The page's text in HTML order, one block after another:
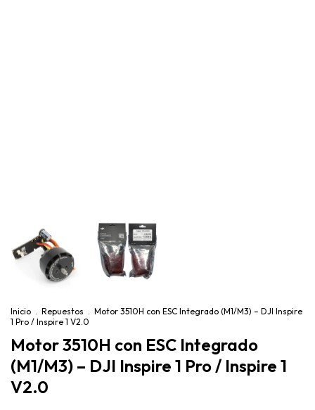
Inicio . Repuestos . Motor 3510H con ESC Integrado (M1/M3) – DJI Inspire
1 Pro / Inspire 1 V2.0
Motor 3510H con ESC Integrado
(M1/M3) – DJI Inspire 1 Pro / Inspire 1
V2.0